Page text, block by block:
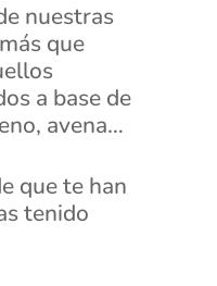
nuestras
que
a base de
avena…
que te han
tenido